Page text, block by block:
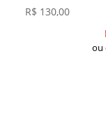
R$ 130,00
ou